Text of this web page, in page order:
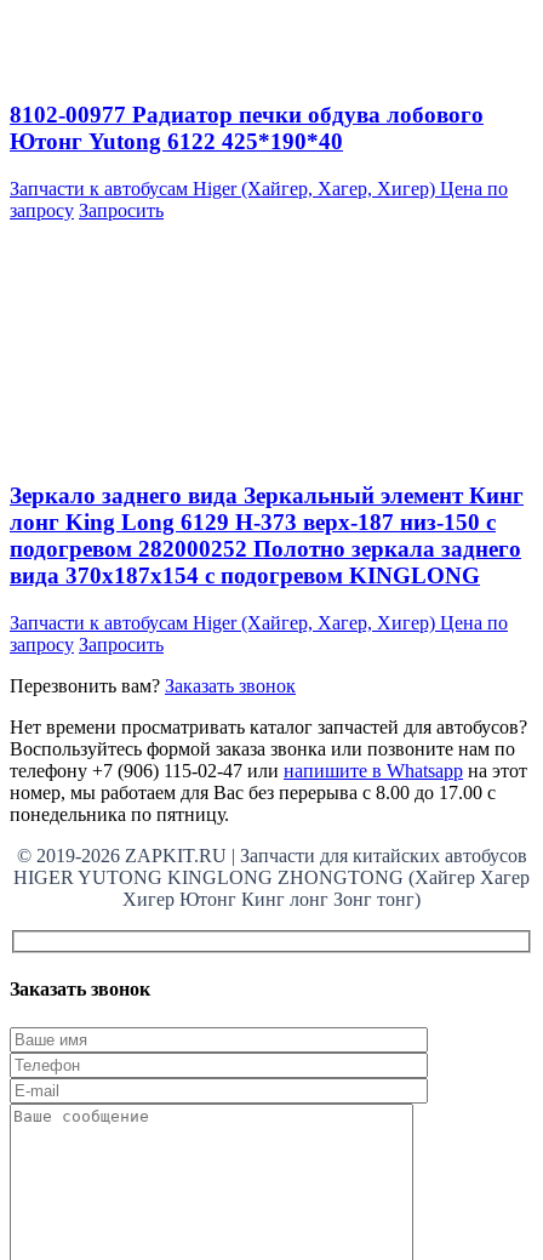
8102-00977 Радиатор печки обдува лобового
Ютонг Yutong 6122 425*190*40
Запчасти к автобусам Higer (Хайгер, Хагер, Хигер) Цена по
запросу Запросить
Зеркало заднего вида Зеркальный элемент Кинг
лонг King Long 6129 H-373 верх-187 низ-150 с
подогревом 282000252 Полотно зеркала заднего
вида 370x187x154 с подогревом KINGLONG
Запчасти к автобусам Higer (Хайгер, Хагер, Хигер) Цена по
запросу Запросить
Перезвонить вам? Заказать звонок
Нет времени просматривать каталог запчастей для автобусов?
Воспользуйтесь формой заказа звонка или позвоните нам по
телефону +7 (906) 115-02-47 или напишите в Whatsapp на этот
номер, мы работаем для Вас без перерыва с 8.00 до 17.00 с
понедельника по пятницу.
© 2019-2026 ZAPKIT.RU | Запчасти для китайских автобусов
HIGER YUTONG KINGLONG ZHONGTONG (Хайгер Хагер
Хигер Ютонг Кинг лонг Зонг тонг)
Заказать звонок